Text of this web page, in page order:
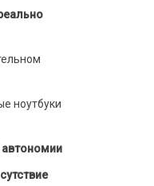
ноутбуки
автономии